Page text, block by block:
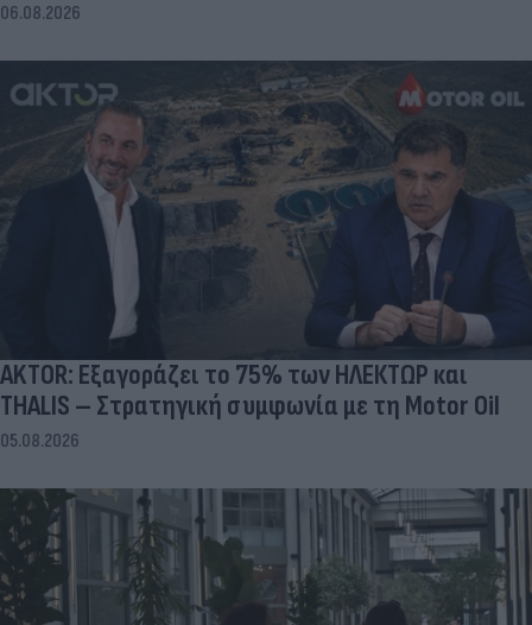
06.08.2026
AKTOR: Εξαγοράζει το 75% των ΗΛΕΚΤΩΡ και
THALIS – Στρατηγική συμφωνία με τη Motor Oil
05.08.2026